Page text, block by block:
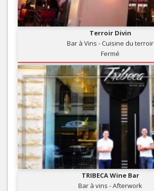
Terroir Divin
Bar à Vins - Cuisine du terroir
Fermé
TRIBECA Wine Bar
Bar à vins - Afterwork